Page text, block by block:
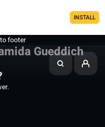
INSTALL
footer
Gueddich